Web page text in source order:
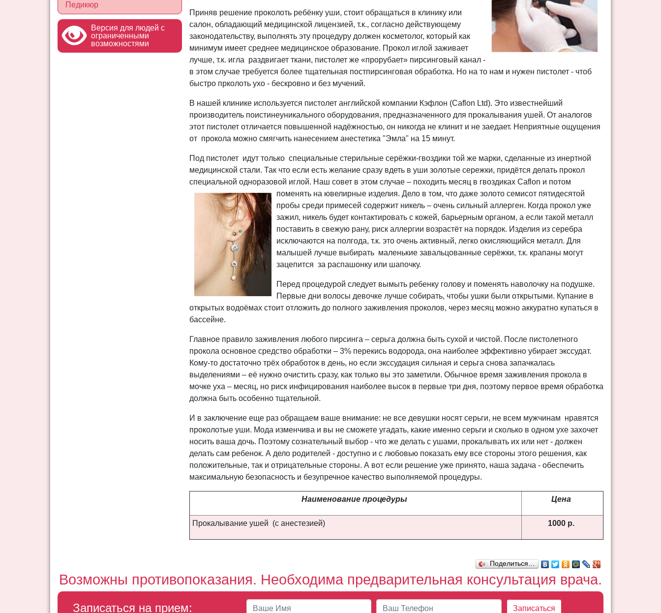
Педикюр
Версия для людей с
ограниченными
возможностями
Приняв решение проколоть ребёнку уши, стоит обращаться в клинику или
салон, обладающий медицинской лицензией, т.к., согласно действующему
законодательству, выполнять эту процедуру должен косметолог, который как
минимум имеет среднее медицинское образование. Прокол иглой заживает
лучше, т.к. игла раздвигает ткани, пистолет же «прорубает» пирсинговый канал -
в этом случае требуется более тщательная постпирсинговая обработка. Но на то нам и нужен пистолет - чтоб
быстро прколоть ухо - бескровно и без мучений.
В нашей клинике используется пистолет английской компании Кэфлон (Caflon Ltd). Это известнейший
производитель поистинеуникального оборудования, предназначенного для прокалывания ушей. От аналогов
этот пистолет отличается повышенной надёжностью, он никогда не клинит и не заедает. Неприятные ощущения
от прокола можно смягчить нанесением анестетика "Эмла" на 15 минут.
Под пистолет идут только специальные стерильные серёжки-гвоздики той же марки, сделанные из инертной
медицинской стали. Так что если есть желание сразу вдеть в уши золотые сережки, придётся делать прокол
специальной одноразовой иглой. Наш совет в этом случае – походить месяц в гвоздиках Caflon и потом
поменять на ювелирные изделия. Дело в том, что даже золото семисот пятидесятой
пробы среди примесей содержит никель – очень сильный аллерген. Когда прокол уже
зажил, никель будет контактировать с кожей, барьерным органом, а если такой металл
поставить в свежую рану, риск аллергии возрастёт на порядок. Изделия из серебра
исключаются на полгода, т.к. это очень активный, легко окисляющийся металл. Для
малышей лучше выбирать маленькие завальцованные серёжки, т.к. крапаны могут
зацепится за распашонку или шапочку.
Перед процедурой следует вымыть ребенку голову и поменять наволочку на подушке.
Первые дни волосы девочке лучше собирать, чтобы ушки были открытыми. Купание в
открытых водоёмах стоит отложить до полного заживления проколов, через месяц можно аккуратно купаться в
бассейне.
Главное правило заживления любого пирсинга – серьга должна быть сухой и чистой. После пистолетного
прокола основное средство обработки – 3% перекись водорода, она наиболее эффективно убирает экссудат.
Кому-то достаточно трёх обработок в день, но если экссудация сильная и серьга снова запачкалась
выделениями – её нужно очистить сразу, как только вы это заметили. Обычное время заживления прокола в
мочке уха – месяц, но риск инфицирования наиболее высок в первые три дня, поэтому первое время обработка
должна быть особенно тщательной.
И в заключение еще раз обращаем ваше внимание: не все девушки носят серьги, не всем мужчинам нравятся
проколотые уши. Мода изменчива и вы не сможете угадать, какие именно серьги и сколько в одном ухе захочет
носить ваша дочь. Поэтому сознательный выбор - что же делать с ушами, прокалывать их или нет - должен
делать сам ребенок. А дело родителей - доступно и с любовью показать ему все стороны этого решения, как
положительные, так и отрицательные стороны. А вот если решение уже принято, наша задача - обеспечить
максимальную безопасность и безупречное качество выполняемой процедуры.
Наименование процедуры Цена
Прокалывание ушей (с анестезией) 1000 р.
Поделиться…
Возможны противопоказания. Необходима предварительная консультация врача.
Записаться на прием: Записаться